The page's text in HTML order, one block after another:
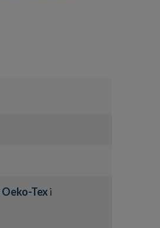
Oeko-Texi